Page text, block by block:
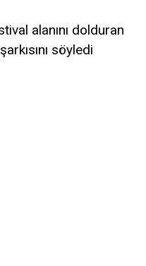
alanını dolduran
söyledi